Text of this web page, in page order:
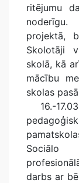
ritējumu
projektā,
Skolotāji
skolā, kā
mācību
skolas
16.-
Sociālo
darbs ar